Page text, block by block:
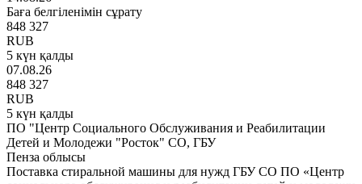
Баға белгіленімін сұрату
848 327
RUB
5 күн қалды
07.08.26
848 327
RUB
5 күн қалды
ПО "Центр Социального Обслуживания и Реабилитации
Детей и Молодежи "Росток" СО, ГБУ
Пенза облысы
Поставка стиральной машины для нужд ГБУ СО ПО «Центр